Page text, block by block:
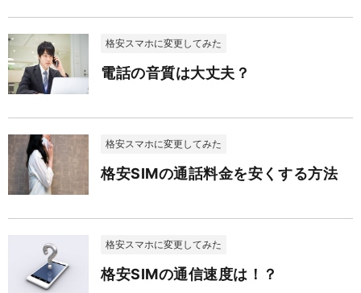
格安スマホに変更してみた
電話の音質は大丈夫？
格安スマホに変更してみた
格安SIMの通話料金を安くする方法
格安スマホに変更してみた
格安SIMの通信速度は！？